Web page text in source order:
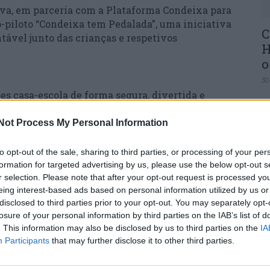
Process My Personal Information
opt-out of the sale, sharing to third parties, or processing of your
for targeted advertising by us, please use the below opt-out
selection. Please note that after your opt-out request is processed
interest-based ads based on personal information utilized by us
to third parties prior to your opt-out. You may separately
of your personal information by third parties on the IAB’s list of
This information may also be disclosed by us to third parties on the
Participants that may further disclose it to other third parties.
em parceria com a Plataforma Condeixa para
piloto “Condeixa tem Pedalada”, uma iniciativa
junto das crianças e respetivos
casa-escola de forma segura, divertida e
no uso da bicicleta e na marcha a pé
a comunidade educativa para
com o envolvimento ativo da Youth.cdx, da
de Escolas de Condeixa-a-Nova, de
da Escola Básica n.º 3 de Condeixa- a-
junho, com percursos e paragens previamente
30